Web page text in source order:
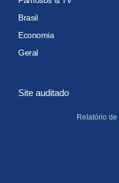
Brasil
Economia
Geral
Site auditado
Relatório